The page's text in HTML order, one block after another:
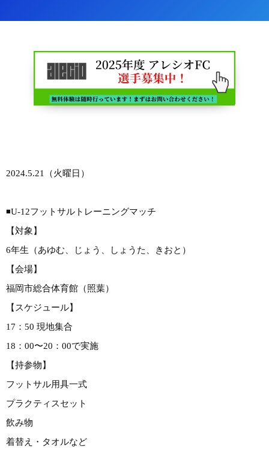
2024.5.21（火曜日）
◾️U-12フットサルトレーニングマッチ
【対象】
6年生（あゆむ、じょう、しょうた、きおと）
【会場】
福岡市総合体育館（照葉）
【スケジュール】
17：50 現地集合
18：00〜20：00で実施
【持参物】
フットサル用具一式
プラクティスセット
飲み物
着替え・タオルなど